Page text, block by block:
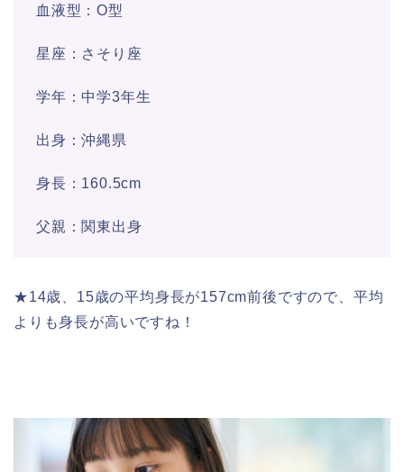
血液型：O型
星座：さそり座
学年：中学3年生
出身：沖縄県
身長：160.5cm
父親：関東出身
★14歳、15歳の平均身長が157cm前後ですので、平均
よりも身長が高いですね！